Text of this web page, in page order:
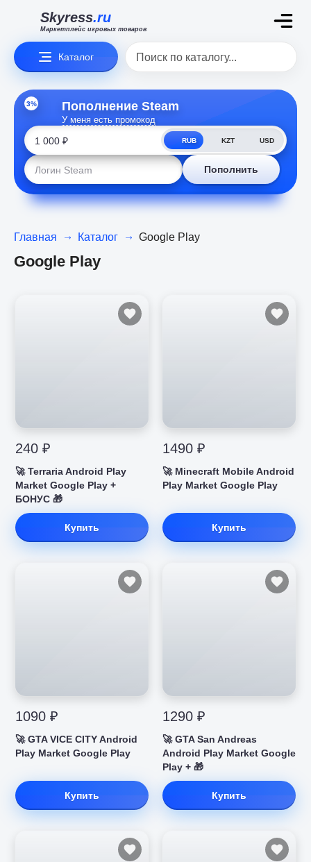
Skyress.ru
Маркетплейс игровых товаров
Каталог
3% Пополнение Steam
У меня есть промокод
RUB KZT USD
Пополнить
Главная Каталог Google Play
Google Play
240 ₽
🚀 Terraria Android Play
Market Google Play +
БОНУС 🎁
Купить
1490 ₽
🚀 Minecraft Mobile Android
Play Market Google Play
Купить
1090 ₽
🚀 GTA VICE CITY Android
Play Market Google Play
Купить
1290 ₽
🚀 GTA San Andreas
Android Play Market Google
Play + 🎁
Купить